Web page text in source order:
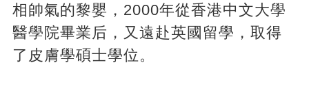
相帥氣的黎嬰，2000年從香港中文大學
醫學院畢業后，又遠赴英國留學，取得
了皮膚學碩士學位。